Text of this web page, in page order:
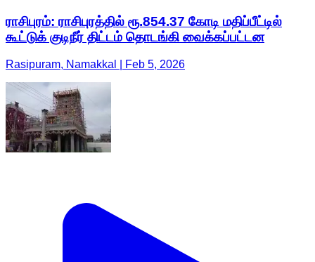
ராசிபுரம்: ராசிபுரத்தில் ரூ.854.37 கோடி மதிப்பீட்டில்
கூட்டுக் குடிநீர் திட்டம் தொடங்கி வைக்கப்பட்டன
Rasipuram, Namakkal | Feb 5, 2026